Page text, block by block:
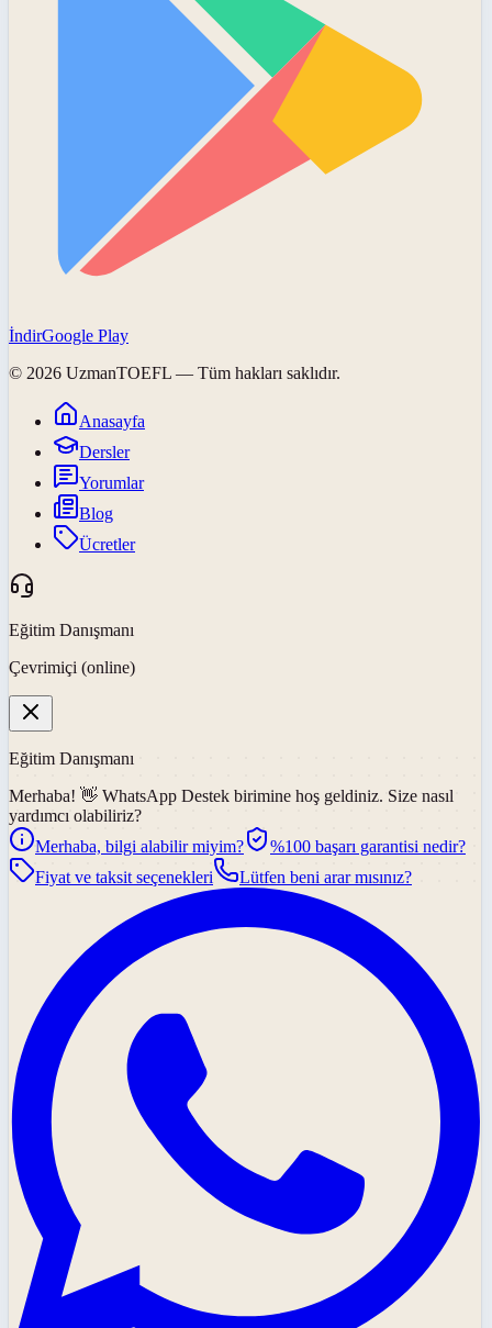
İndirGoogle Play
© 2026 UzmanTOEFL — Tüm hakları saklıdır.
Anasayfa
Dersler
Yorumlar
Blog
Ücretler
Eğitim Danışmanı
Çevrimiçi (online)
Eğitim Danışmanı
Merhaba! 👋 WhatsApp Destek birimine hoş geldiniz. Size nasıl
yardımcı olabiliriz?
Merhaba, bilgi alabilir miyim?
%100 başarı garantisi nedir?
Fiyat ve taksit seçenekleri
Lütfen beni arar mısınız?